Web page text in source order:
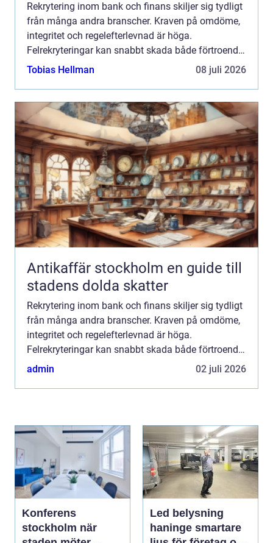
Rekrytering inom bank och finans skiljer sig tydligt
från många andra branscher. Kraven på omdöme,
integritet och regelefterlevnad är höga.
Felrekryteringar kan snabbt skada både förtroende
och affär. Samtidigt förändras marknaden snabbt
Tobias Hellman 08 juli 2026
Antikaffär stockholm en guide till
stadens dolda skatter
Rekrytering inom bank och finans skiljer sig tydligt
från många andra branscher. Kraven på omdöme,
integritet och regelefterlevnad är höga.
Felrekryteringar kan snabbt skada både förtroende
och affär. Samtidigt förändras marknaden snabbt
admin 02 juli 2026
Konferens
stockholm när
Led belysning
haninge smartare